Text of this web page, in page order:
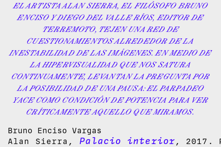
EL ARTISTA ALAN SIERRA, EL FILÓSOFO BRUNO
ENCISO Y DIEGO DEL VALLE RÍOS, EDITOR DE
TERREMOTO, TEJEN UNA RED DE
CUESTIONAMIENTOS ALREDEDOR DE LA
INESTABILIDAD DE LAS IMÁGENES. EN MEDIO DE
LA HIPERVISUALIDAD QUE NOS SATURA
CONTINUAMENTE, LEVANTAN LA PREGUNTA POR
LA POSIBILIDAD DE UNA PAUSA: EL PARPADEO
YACE COMO CONDICIÓN DE POTENCIA PARA VER
CRÍTICAMENTE AQUELLO QUE MIRAMOS.
Bruno Enciso Vargas
Alan Sierra,
Palacio interior , 2017.